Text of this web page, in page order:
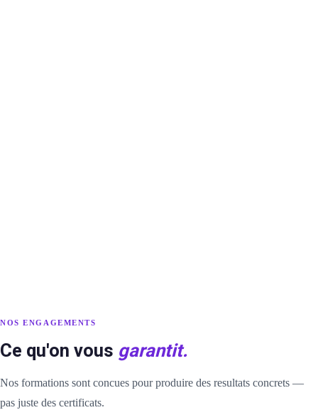
NOS ENGAGEMENTS
Ce qu'on vous garantit.
Nos formations sont concues pour produire des resultats concrets —
pas juste des certificats.